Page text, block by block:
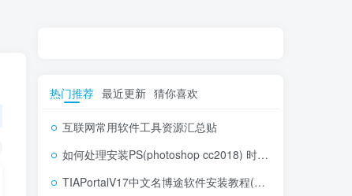
热门推荐 最近更新 猜你喜欢
互联网常用软件工具资源汇总贴
如何处理安装PS(photoshop cc2018) 时，提示系统或者IE浏览器需要升级
TIAPortalV17中文名博途软件安装教程(附软件下载地址)